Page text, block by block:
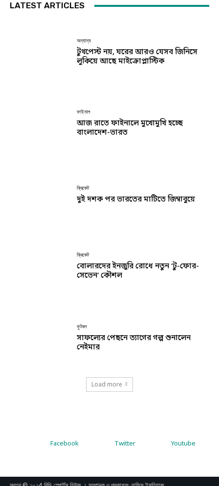
LATEST ARTICLES
অন্যান্য
টুথপেস্ট নয়, ঘরের আরও যেসব জিনিসে
লুকিয়ে আছে মাইক্রোপ্লাস্টিক
ফাইনাল
আজ রাতে ফাইনালে মুখোমুখি হচ্ছে
বাংলাদেশ-ভারত
ক্রিকেট
দুই দশক পর ভারতের মাটিতে জিম্বাবুয়ে
ক্রিকেট
বোলারদের ইনজুরি রোধে নতুন ‘টু-ফোর-
সেভেন’ কৌশল
ফুটবল
সাফল্যের পেছনে ত্যাগের গল্প শুনালেন
নেইমার
Load more
Facebook Twitter Youtube